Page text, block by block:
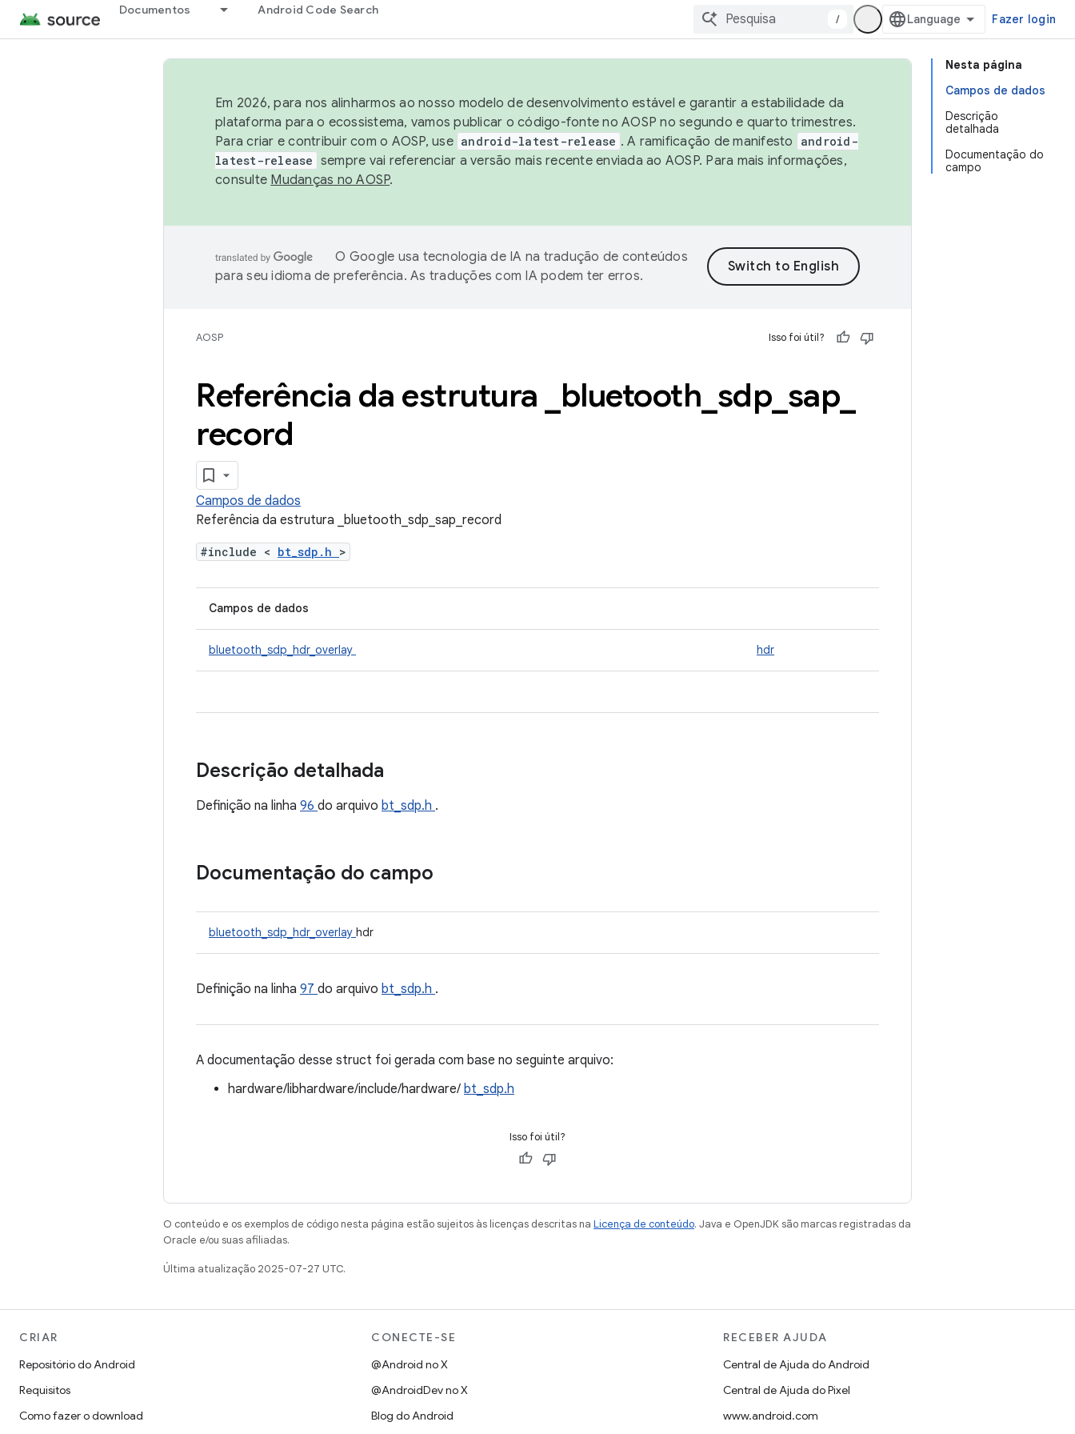
Documentos Android Code Search
/ Fazer login
Nesta página
Campos de dados
Descrição
detalhada
Documentação do
campo
Em 2026, para nos alinharmos ao nosso modelo de desenvolvimento estável e garantir a estabilidade da
plataforma para o ecossistema, vamos publicar o código-fonte no AOSP no segundo e quarto trimestres.
Para criar e contribuir com o AOSP, use android-latest-release . A ramificação de manifesto
android-
latest-release sempre vai referenciar a versão mais recente enviada ao AOSP. Para mais informações,
consulte Mudanças no AOSP.
O Google usa tecnologia de IA na tradução de conteúdos
para seu idioma de preferência. As traduções com IA podem ter erros.
AOSP Isso foi útil?
Referência da estrutura bluetooth sdp sap
record
Campos de dados
Referência da estrutura _bluetooth_sdp_sap_record
#include < bt_sdp.h >
Campos de dados
bluetooth_sdp_hdr_overlay hdr
Descrição detalhada
Definição na linha 96 do arquivo bt_sdp.h .
Documentação do campo
bluetooth_sdp_hdr_overlay hdr
Definição na linha 97 do arquivo bt_sdp.h .
A documentação desse struct foi gerada com base no seguinte arquivo:
hardware/libhardware/include/hardware/ bt_sdp.h
Isso foi útil?
O conteúdo e os exemplos de código nesta página estão sujeitos às licenças descritas na Licença de conteúdo. Java e OpenJDK são marcas registradas da
Oracle e/ou suas afiliadas.
Última atualização 2025-07-27 UTC.
CRIAR
Repositório do Android
Requisitos
Como fazer o download
CONECTE-SE
@Android no X
@AndroidDev no X
Blog do Android
RECEBER AJUDA
Central de Ajuda do Android
Central de Ajuda do Pixel
www.android.com